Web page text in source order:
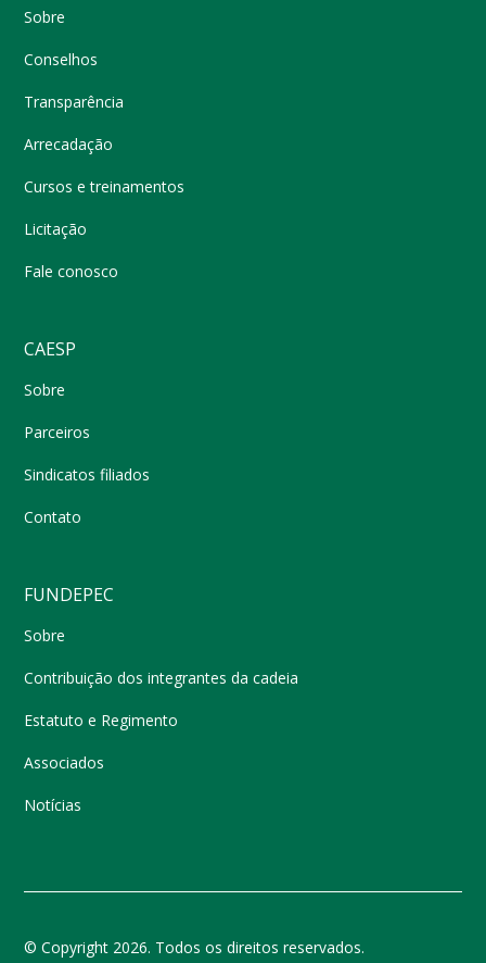
Sobre
Conselhos
Transparência
Arrecadação
Cursos e treinamentos
Licitação
Fale conosco
CAESP
Sobre
Parceiros
Sindicatos filiados
Contato
FUNDEPEC
Sobre
Contribuição dos integrantes da cadeia
Estatuto e Regimento
Associados
Notícias
© Copyright 2026. Todos os direitos reservados.